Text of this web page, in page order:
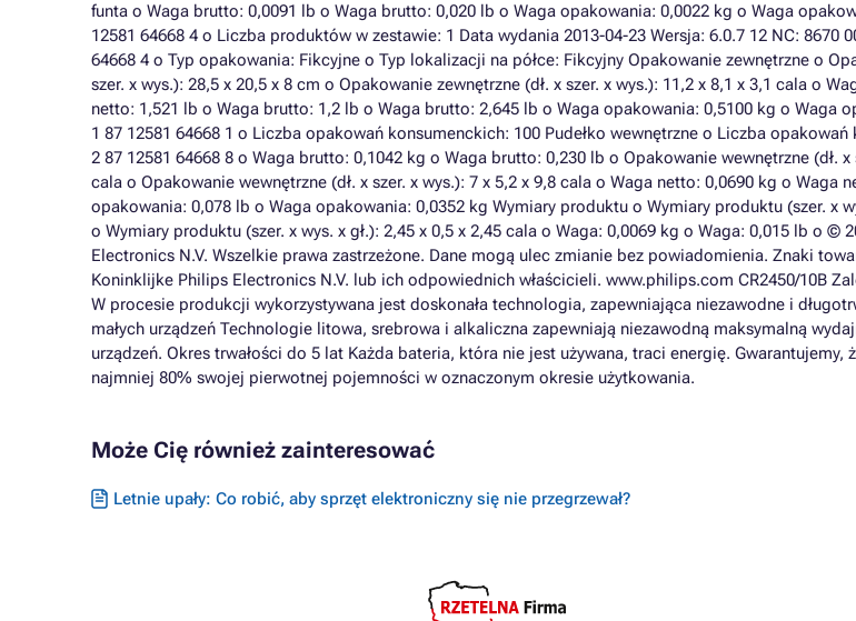
funta o Waga brutto: 0,0091 lb o Waga brutto: 0,020 lb o Waga opakowania: 0,0022 kg o Waga
12581 64668 4 o Liczba produktów w zestawie: 1 Data wydania 2013-04-23 Wersja: 6.0.7 12 NC: 8670
64668 4 o Typ opakowania: Fikcyjne o Typ lokalizacji na półce: Fikcyjny Opakowanie zewnętrzne o
szer. x wys.): 28,5 x 20,5 x 8 cm o Opakowanie zewnętrzne (dł. x szer. x wys.): 11,2 x 8,1 x 3,1 cala o
netto: 1,521 lb o Waga brutto: 1,2 lb o Waga brutto: 2,645 lb o Waga opakowania: 0,5100 kg o Waga
1 87 12581 64668 1 o Liczba opakowań konsumenckich: 100 Pudełko wewnętrzne o Liczba
2 87 12581 64668 8 o Waga brutto: 0,1042 kg o Waga brutto: 0,230 lb o Opakowanie wewnętrzne (dł. x
cala o Opakowanie wewnętrzne (dł. x szer. x wys.): 7 x 5,2 x 9,8 cala o Waga netto: 0,0690 kg o Waga
opakowania: 0,078 lb o Waga opakowania: 0,0352 kg Wymiary produktu o Wymiary produktu (szer. x
o Wymiary produktu (szer. x wys. x gł.): 2,45 x 0,5 x 2,45 cala o Waga: 0,0069 kg o Waga: 0,015 lb o ©
Electronics N.V. Wszelkie prawa zastrzeżone. Dane mogą ulec zmianie bez powiadomienia. Znaki
Koninklijke Philips Electronics N.V. lub ich odpowiednich właścicieli. www.philips.com CR2450/10B
W procesie produkcji wykorzystywana jest doskonała technologia, zapewniająca niezawodne i
małych urządzeń Technologie litowa, srebrowa i alkaliczna zapewniają niezawodną maksymalną
urządzeń. Okres trwałości do 5 lat Każda bateria, która nie jest używana, traci energię. Gwarantujemy,
najmniej 80% swojej pierwotnej pojemności w oznaczonym okresie użytkowania.
Może Cię również zainteresować
Letnie upały: Co robić, aby sprzęt elektroniczny się nie przegrzewał?